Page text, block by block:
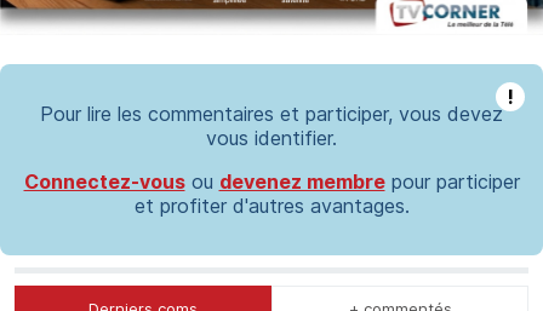
!
Pour lire les commentaires et participer, vous devez
vous identifier.
Connectez-vousou devenez membrepour participer
et profiter d'autres avantages.